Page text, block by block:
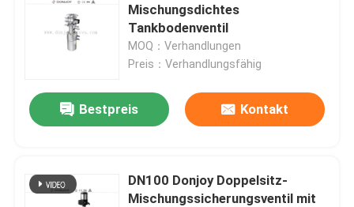
Intelligenter Ventilpositionierer
Hydraulische Rückschlagventile
Kesselablassventil
DruckSicherheitsventil
Mischungsdichtes
Tankbodenventil
MOQ：Verhandlungen
Preis：Verhandlungsfähig
Bestpreis Kontakt
DN100 Donjoy Doppelsitz-
Mischungssicherungsventil mit